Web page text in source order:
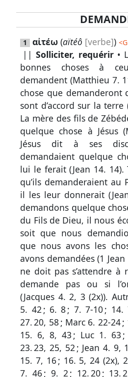
1 αἰτέω (aïtéô [verbe])<
||Solliciter, requérir•
bonnes choses à
demandent (Matthieu 7.
chose que demanderont
sont d’accord sur la terre
La mère des fils de
quelque chose à Jésus (
Jésus dit à ses
demandaient quelque
lui le ferait (Jean 14. 14).
qu’ils demanderaient au
il les leur donnerait (
demandons quelque
du Fils de Dieu, il nous
soit que nous
que nous avons les
avons demandées (1
ne doit pas s’attendre à
demande pas ou si
(Jacques 4. 2, 3 (2x)).
5. 42; 6. 8; 7. 7-10; 14.
27. 20, 58; Marc 6. 22-24;
15. 6, 8, 43 ; Luc 1. 63 ;
23. 23, 25, 52; Jean 4. 9,
15. 7, 16; 16. 5, 24 (2x),
7. 46; 9. 2; 12. 20; 13.
Recherche
grec
Rechercher
par
code
strong
Rechercher
par
lettre
Rechercher
par
mot
grec
Infos
complémentaires
Abréviations
Termes
non
retenus